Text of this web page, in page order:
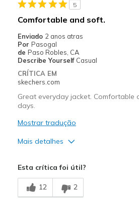
5
Comfortable and soft.
Enviado 2 anos atras
Por Pasogal
de Paso Robles, CA
Describe Yourself Casual
CRÍTICA EM
skechers.com
Great everyday jacket. Comfortable
days.
Mostrar tradução
Mais detalhes
Great lightweight jacket.
Esta crítica foi útil?
12 2